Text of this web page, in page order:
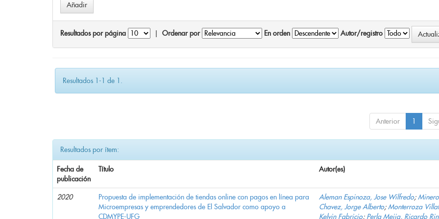
Resultados por página Ordenar por En orden Autor/registro
Resultados 1-1 de 1.
Anterior 1
Resultados por ítem:
Fecha de
publicación
Título Autor(es)
2020
Propuesta de implementación de tiendas online con pagos en línea para
Microempresas y emprendedores de El Salvador como apoyo a
CDMYPE-UFG
Aleman Espinoza, Jose Wilfredo;Minero
Chavez, Jorge Alberto;Monterroza
Kelvin Fabricio; Perla Mejia, Ricardo